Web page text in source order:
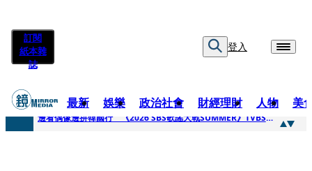
訂閱
紙本雜
誌
登入
最新 娛樂 政治社會 財經理財 人物 美
快訊
邊看偶像邊拚韓國行 《2026 SBS歌謠大戰SUMMER》TVBS直播祭追星福利